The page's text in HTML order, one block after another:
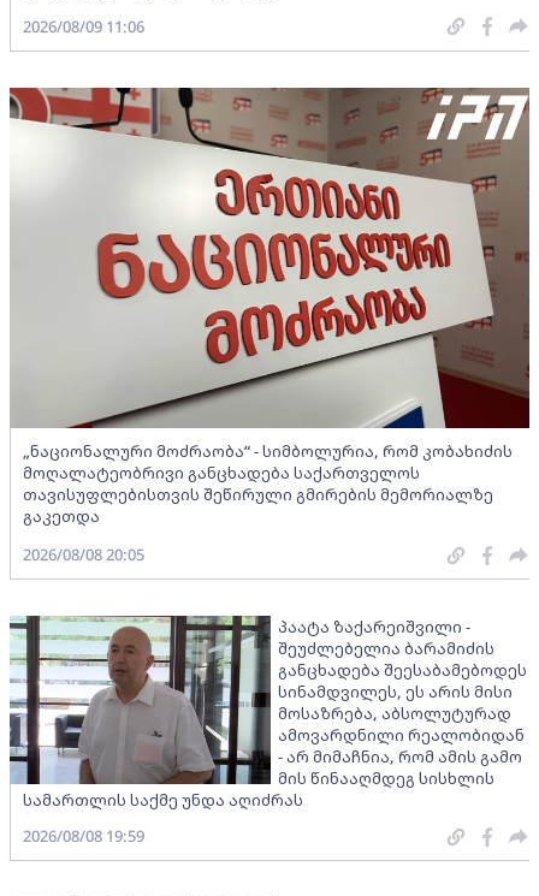
2026/08/09 11:06
„ნაციონალური მოძრაობა“ - სიმბოლურია, რომ კობახიძის
მოღალატეობრივი განცხადება საქართველოს
თავისუფლებისთვის შეწირული გმირების მემორიალზე
გაკეთდა
2026/08/08 20:05
პაატა ზაქარეიშვილი -
შეუძლებელია ბარამიძის
განცხადება შეესაბამებოდეს
სინამდვილეს, ეს არის მისი
მოსაზრება, აბსოლუტურად
ამოვარდნილი რეალობიდან
- არ მიმაჩნია, რომ ამის გამო
მის წინააღმდეგ სისხლის
სამართლის საქმე უნდა აღიძრას
2026/08/08 19:59